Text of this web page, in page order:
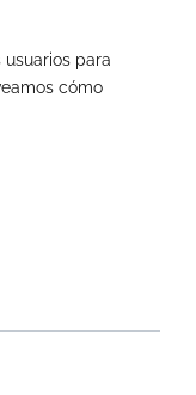
para
cómo